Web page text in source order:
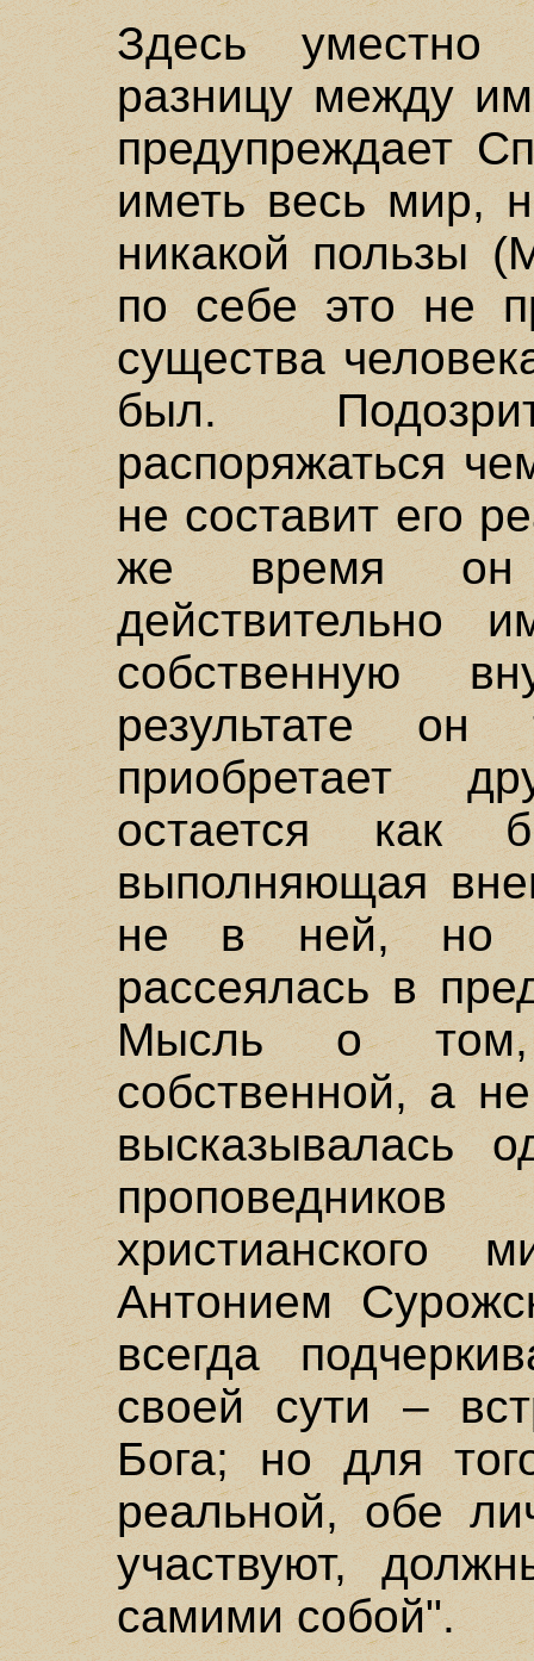
Здесь уместно
разницу между
предупреждает
иметь весь мир,
никакой пользы
по себе это не
существа
был.
распоряжаться
не составит его
же время он
действительно
собственную
результате
приобретает
остается как
выполняющая
не в ней, но
рассеялась в
Мысль о
собственной, а
высказывалась
христианского
Антонием
всегда
своей сути –
Бога; но для
реальной, обе
участвуют,
самими собой".